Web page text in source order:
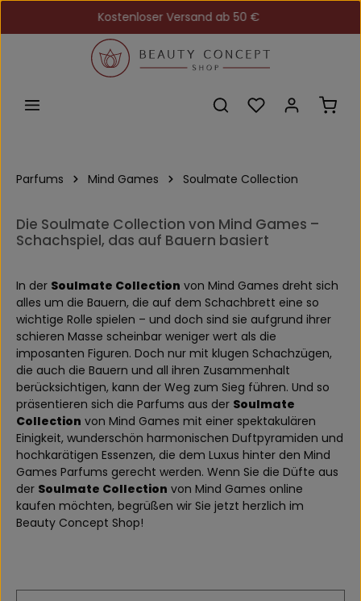
Zum Hauptinhalt springenKostenloser Versand ab 50 €
Du hast 0
Parfums Mind Games Soulmate Collection
Die Soulmate Collection von Mind Games –
Schachspiel, das auf Bauern basiert
In der Soulmate Collection von Mind Games dreht sich
alles um die Bauern, die auf dem Schachbrett eine so
wichtige Rolle spielen – und doch sind sie aufgrund ihrer
schieren Masse scheinbar weniger wert als die
imposanten Figuren. Doch nur mit klugen Schachzügen,
die auch die Bauern und all ihren Zusammenhalt
berücksichtigen, kann der Weg zum Sieg führen. Und so
präsentieren sich die Parfums aus der Soulmate
Collection von Mind Games mit einer spektakulären
Einigkeit, wunderschön harmonischen Duftpyramiden und
hochkarätigen Essenzen, die dem Luxus hinter den Mind
Games Parfums gerecht werden. Wenn Sie die Düfte aus
der Soulmate Collection von Mind Games online
kaufen möchten, begrüßen wir Sie jetzt herzlich im
Beauty Concept Shop!